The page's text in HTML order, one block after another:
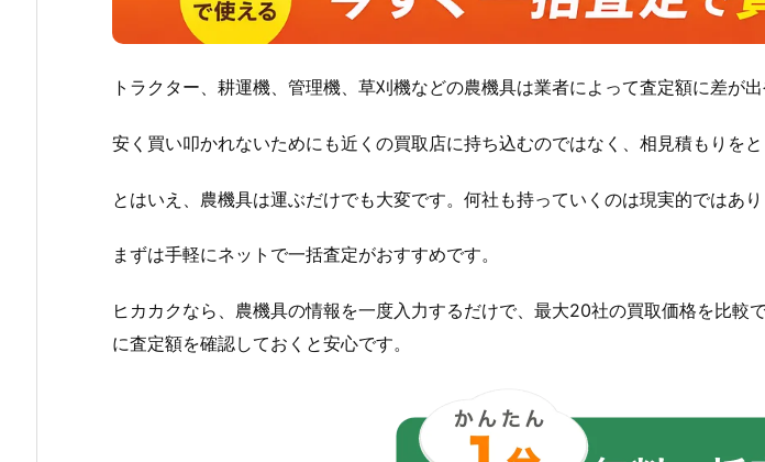
トラクター、耕運機、管理機、草刈機などの農機具は業者によって査定額に差が出
安く買い叩かれないためにも近くの買取店に持ち込むのではなく、相見積もりをと
とはいえ、農機具は運ぶだけでも大変です。何社も持っていくのは現実的ではあり
まずは手軽にネットで一括査定がおすすめです。
ヒカカクなら、農機具の情報を一度入力するだけで、最大20社の買取価格を比
に査定額を確認しておくと安心です。